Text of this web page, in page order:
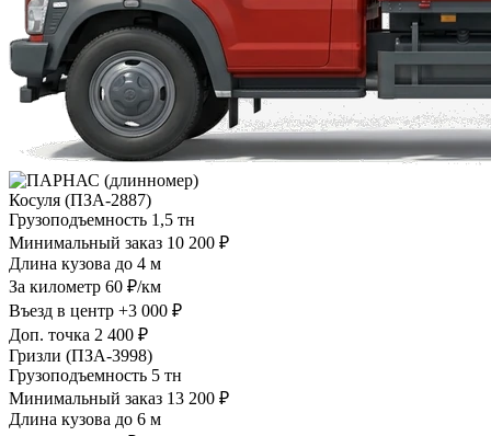
Косуля (ПЗА-2887)
Грузоподъемность 1,5 тн
Минимальный заказ 10 200 ₽
Длина кузова до 4 м
За километр 60 ₽/км
Въезд в центр +3 000 ₽
Доп. точка 2 400 ₽
Гризли (ПЗА-3998)
Грузоподъемность 5 тн
Минимальный заказ 13 200 ₽
Длина кузова до 6 м